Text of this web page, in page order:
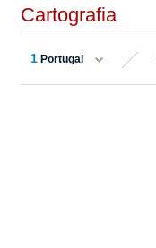
Cartografia
1 Portugal